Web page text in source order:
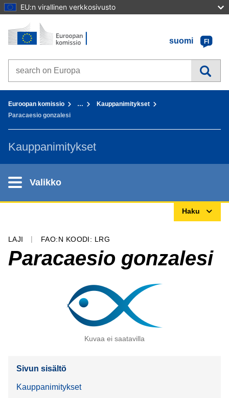
EU:n virallinen verkkosivusto
Sisältöön
Etusivu - Euroopan komissio
suomi
FI
Search on Europa websites
Euroopan komissio …
Kauppanimitykset
Paracaesio gonzalesi
Kauppanimitykset
Valikko
Haku
LAJI FAO:N KOODI: LRG
Paracaesio gonzalesi
Kuvaa ei saatavilla
Sivun sisältö
Kauppanimitykset